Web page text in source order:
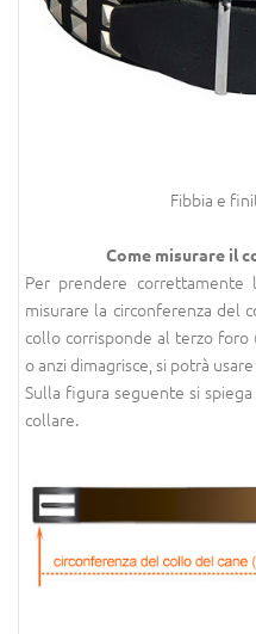
Fibbia e
Come misurare il
Per prendere
misurare la circonferenza del
collo corrisponde al terzo foro
o anzi dimagrisce, si potrà
Sulla figura seguente si
collare.